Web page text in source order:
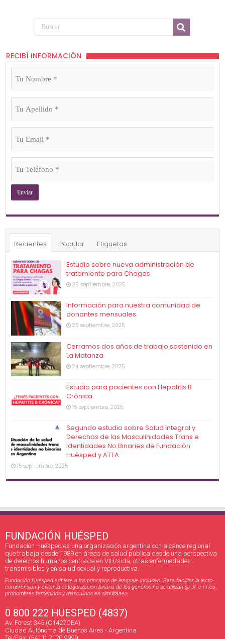
RECIBÍ INFORMACIÓN
Nombre
Apellido
Email
Teléfono
Recientes Popular Etiquetas
Estudio sobre nueva administración de
tratamiento para Chagas
26 septiembre, 2025
Información para nuestra comunidad de
donantes mensuales
25 septiembre, 2025
Cerramos dos años de trabajo sostenido en
La Matanza
24 septiembre, 2025
Estudio para pacientes con Hepatitis B
Crónica
18 septiembre, 2025
Segundo estudio sobre Salud Integral y
Derechos de las Masculinidades Trans e
Identidades No Binaries de Fundación
Huésped y ATTA
15 septiembre, 2025
FUNDACIÓN HUÉSPED
Fundación Huésped es una organización argentina con alcance regional
que trabaja desde 1989 en áreas de salud pública desde una perspectiva
de derechos humanos centrada en VIH/sida, otras enfermedades
transmisibles y en salud sexual y reproductiva.
Fundación Huésped adhiere a los principios de lenguaje inclusivo. Para facilitar la lecto-
comprensión y evitar la categorización binaria de los géneros no se utilizan @, X, e ni los
pronombres femeninos y masculinos en simultáneo.
0 800 222 HUESPED (4837)
Av. Forest 345 (C1427CEA)
Ciudad Autónoma de Buenos Aires - Argentina